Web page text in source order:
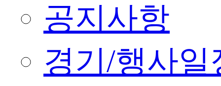
공지사항
경기/행사일